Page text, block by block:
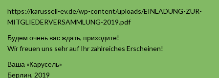
https://karussell-ev.de/wp-content/uploads/EINLADUNG-ZUR-
MITGLIEDERVERSAMMLUNG-2019.pdf
Будем очень вас ждать, приходите!
Wir freuen uns sehr auf Ihr zahlreiches Erscheinen!
Ваша «Карусель»
Берлин, 2019